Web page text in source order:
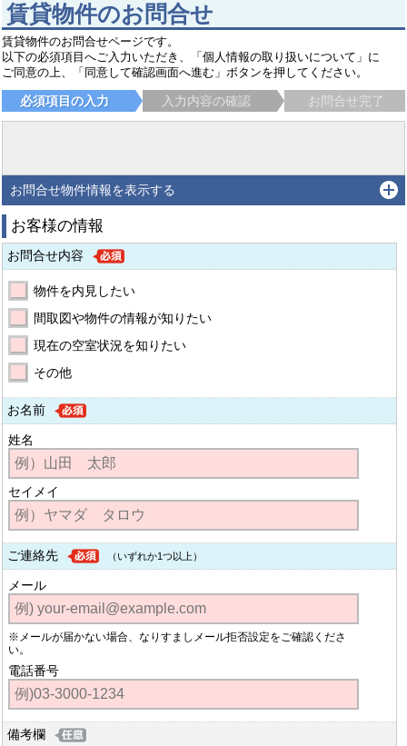
賃貸物件のお問合せ
賃貸物件のお問合せページです。
以下の必須項目へご入力いただき、「個人情報の取り扱いについて」に
ご同意の上、「同意して確認画面へ進む」ボタンを押してください。
必須項目の入力 入力内容の確認 お問合せ完了
お問合せ物件情報を表示する
お客様の情報
お問合せ内容
物件を内見したい
間取図や物件の情報が知りたい
現在の空室状況を知りたい
その他
お名前
姓名
セイメイ
ご連絡先 （いずれか1つ以上）
メール
※メールが届かない場合、なりすましメール拒否設定をご確認くださ
い。
電話番号
備考欄